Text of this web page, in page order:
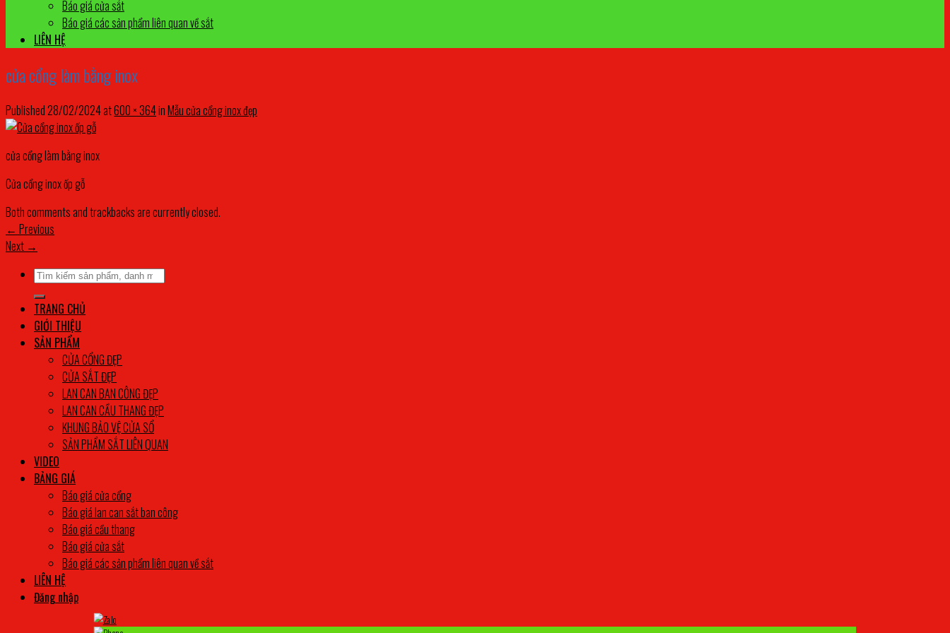
Báo giá cửa sắt
Báo giá các sản phẩm liên quan về sắt
LIÊN HỆ
cửa cổng làm bằng inox
Published28/02/2024at600 × 364inMẫu cửa cổng inox đẹp
cửa cổng làm bằng inox
Cửa cổng inox ốp gỗ
Both comments and trackbacks are currently closed.
← Previous
Next →
Tìm
kiếm:
TRANG CHỦ
GIỚI THIỆU
SẢN PHẨM
CỬA CỔNG ĐẸP
CỬA SẮT ĐẸP
LAN CAN BAN CÔNG ĐẸP
LAN CAN CẦU THANG ĐẸP
KHUNG BẢO VỆ CỬA SỔ
SẢN PHẨM SẮT LIÊN QUAN
VIDEO
BẢNG GIÁ
Báo giá cửa cổng
Báo giá lan can sắt ban công
Báo giá cầu thang
Báo giá cửa sắt
Báo giá các sản phẩm liên quan về sắt
LIÊN HỆ
Đăng nhập